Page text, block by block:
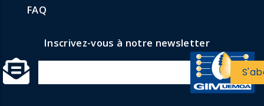
FAQ
Inscrivez-vous à notre newsletter